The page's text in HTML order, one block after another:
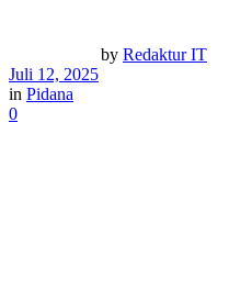
by Redaktur IT
Juli 12, 2025
in Pidana
0